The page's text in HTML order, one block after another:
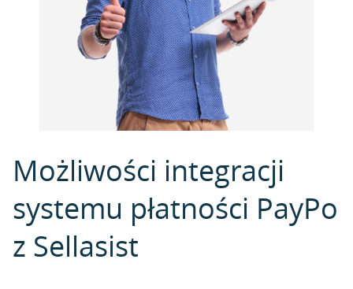
Możliwości integracji
systemu płatności PayPo
z Sellasist